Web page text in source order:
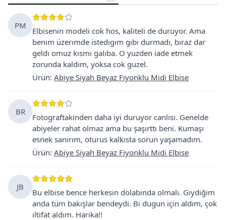
PM
Elbisenin modeli cok hos, kaliteli de duruyor. Ama
benım üzerımde istedıgım gıbı durmadı, bıraz dar
geldı omuz kısmı galıba. O yuzden iade etmek
zorunda kaldım, yoksa cok guzel.
Ürün: Abiye Siyah Beyaz Fiyonklu Midi Elbise
BR
Fotograftakinden daha iyi duruyor canlısı. Genelde
abiyeler rahat olmaz ama bu şaşırttı beni. Kumaşı
esnek sanırım, oturus kalkısta sorun yaşamadım.
Ürün: Abiye Siyah Beyaz Fiyonklu Midi Elbise
JB
Bu elbise bence herkesin dolabında olmalı. Giydiğim
anda tüm bakışlar bendeydi. Bi dugun için aldım, çok
iltifat aldım. Harika!!